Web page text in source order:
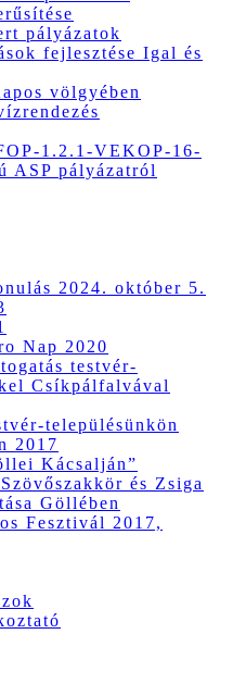
pályázatok
fejlesztése Igal és
völgyében
1.2.1-VEKOP-16-
ASP pályázatról
2024. október 5.
Nap 2020
testvér-
Csíkpálfalvával
településünkön
2017
Kácsalján”
és Zsiga
Göllében
Fesztivál 2017,